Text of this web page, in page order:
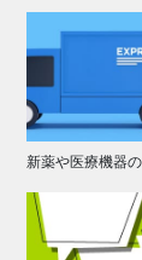
新薬や医療機器